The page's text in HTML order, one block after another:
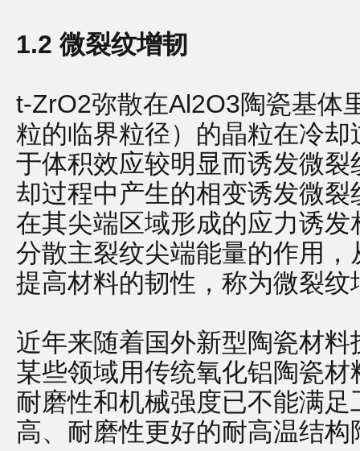
1.2 微裂纹增韧
t-ZrO2弥散在Al2O3陶瓷基体
粒的临界粒径）的晶粒在冷
于体积效应较明显而诱发微
却过程中产生的相变诱发微
在其尖端区域形成的应力诱
分散主裂纹尖端能量的作用
提高材料的韧性，称为微裂纹
近年来随着国外新型陶瓷材
某些领域用传统氧化铝陶瓷材
耐磨性和机械强度已不能满
高、耐磨性更好的耐高温结